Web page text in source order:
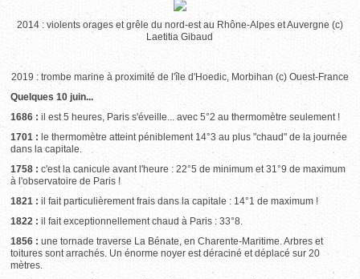
2014 : violents orages et grêle du nord-est au Rhône-Alpes et Auvergne (c)
Laetitia Gibaud
2019 : trombe marine à proximité de l'île d'Hoedic, Morbihan (c) Ouest-France
Quelques 10 juin...
1686 :il est 5 heures, Paris s'éveille... avec 5°2 au thermomètre seulement !
1701 : le thermomètre atteint péniblement 14°3 au plus "chaud" de la journée
dans la capitale.
1758 : c'est la canicule avant l'heure : 22°5 de minimum et 31°9 de maximum
à l'observatoire de Paris !
1821 : il fait particulièrement frais dans la capitale : 14°1 de maximum !
1822 : il fait exceptionnellement chaud à Paris : 33°8.
1856 : une tornade traverse La Bénate, en Charente-Maritime. Arbres et
toitures sont arrachés. Un énorme noyer est déraciné et déplacé sur 20
mètres.